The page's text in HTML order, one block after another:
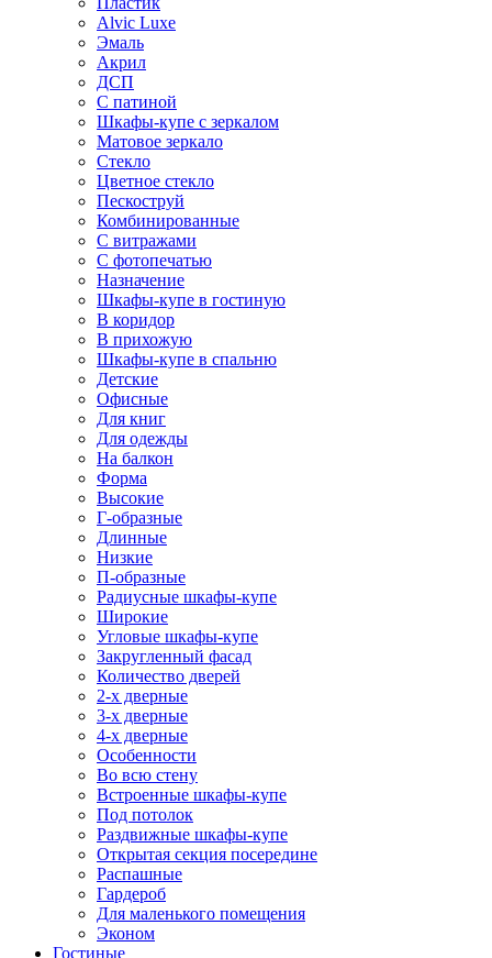
Alvic Luxe
Эмаль
Акрил
ДСП
С патиной
Шкафы-купе с зеркалом
Матовое зеркало
Стекло
Цветное стекло
Пескоструй
Комбинированные
С витражами
С фотопечатью
Назначение
Шкафы-купе в гостиную
В коридор
В прихожую
Шкафы-купе в спальню
Детские
Офисные
Для книг
Для одежды
На балкон
Форма
Высокие
Г-образные
Длинные
Низкие
П-образные
Радиусные шкафы-купе
Широкие
Угловые шкафы-купе
Закругленный фасад
Количество дверей
2-х дверные
3-х дверные
4-х дверные
Особенности
Во всю стену
Встроенные шкафы-купе
Под потолок
Раздвижные шкафы-купе
Открытая секция посередине
Распашные
Гардероб
Для маленького помещения
Эконом
Гостиные